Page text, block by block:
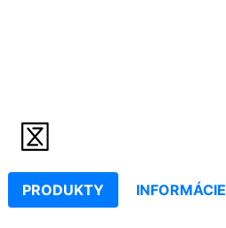
PRODUKTY INFORMÁCIE